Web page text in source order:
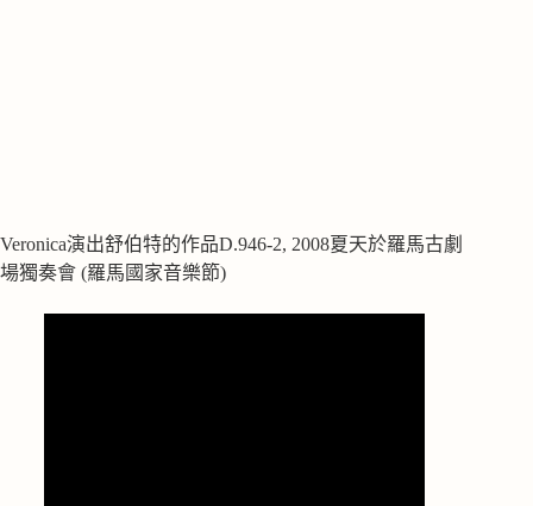
Veronica演出舒伯特的作品D.946-2, 2008夏天於羅馬古劇
場獨奏會 (羅馬國家音樂節)